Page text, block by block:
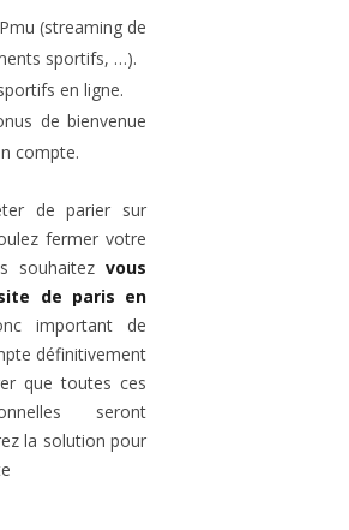
(streaming de
sportifs, …).
en ligne.
de bienvenue
compte.
de parier sur
fermer votre
souhaitez vous
de paris en
important de
définitivement
que toutes ces
seront
la solution pour